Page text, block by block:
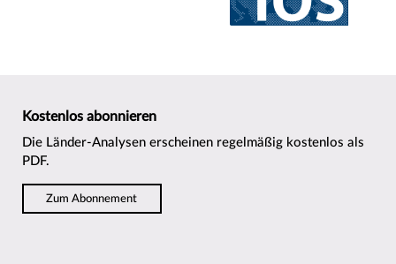
Kostenlos abonnieren
Die Länder-Analysen erscheinen regelmäßig kostenlos als
PDF.
Zum Abonnement